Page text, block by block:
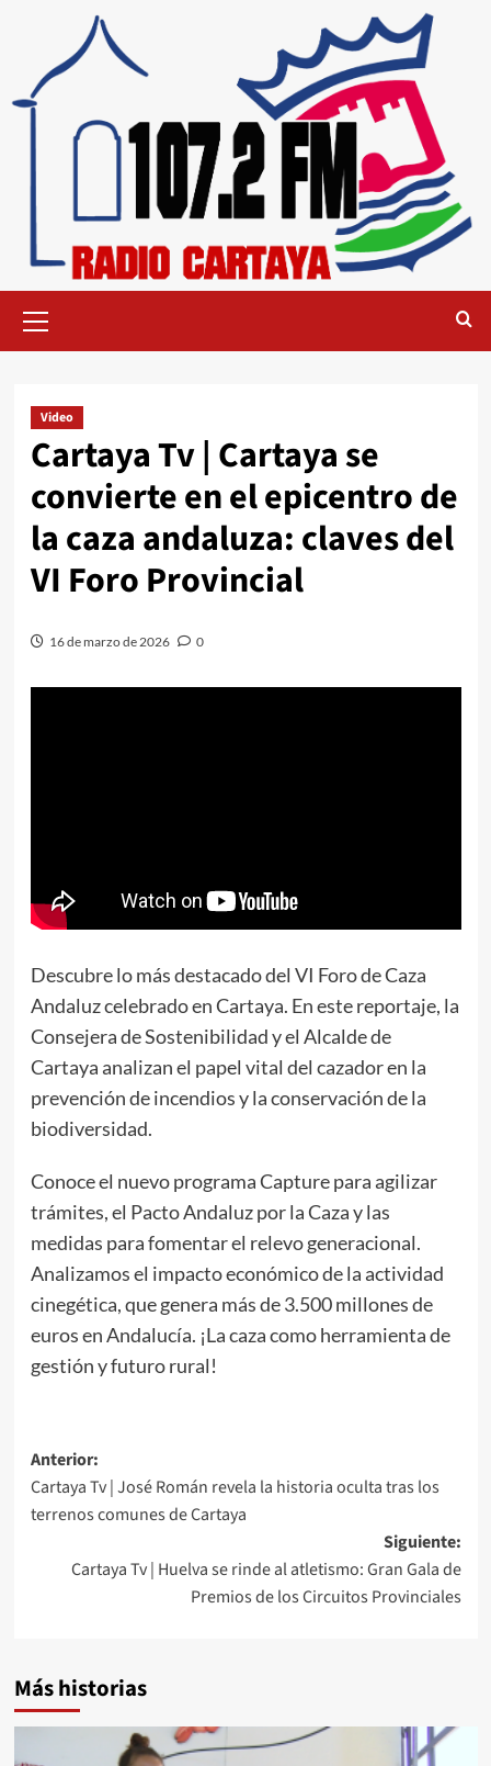
Video
Cartaya Tv | Cartaya se
convierte en el epicentro de
la caza andaluza: claves del
VI Foro Provincial
16 de marzo de 2026 0
Descubre lo más destacado del VI Foro de Caza
Andaluz celebrado en Cartaya. En este reportaje, la
Consejera de Sostenibilidad y el Alcalde de
Cartaya analizan el papel vital del cazador en la
prevención de incendios y la conservación de la
biodiversidad.
Conoce el nuevo programa Capture para agilizar
trámites, el Pacto Andaluz por la Caza y las
medidas para fomentar el relevo generacional.
Analizamos el impacto económico de la actividad
cinegética, que genera más de 3.500 millones de
euros en Andalucía. ¡La caza como herramienta de
gestión y futuro rural!
Anterior:
Cartaya Tv | José Román revela la historia oculta tras los
terrenos comunes de Cartaya
Siguiente:
Cartaya Tv | Huelva se rinde al atletismo: Gran Gala de
Premios de los Circuitos Provinciales
Más historias